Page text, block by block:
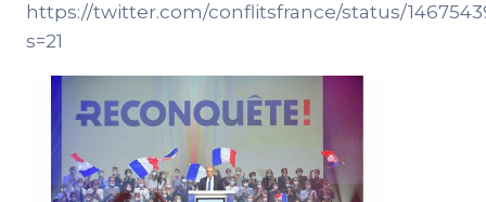
https://twitter.com/conflitsfrance/status/
s=21